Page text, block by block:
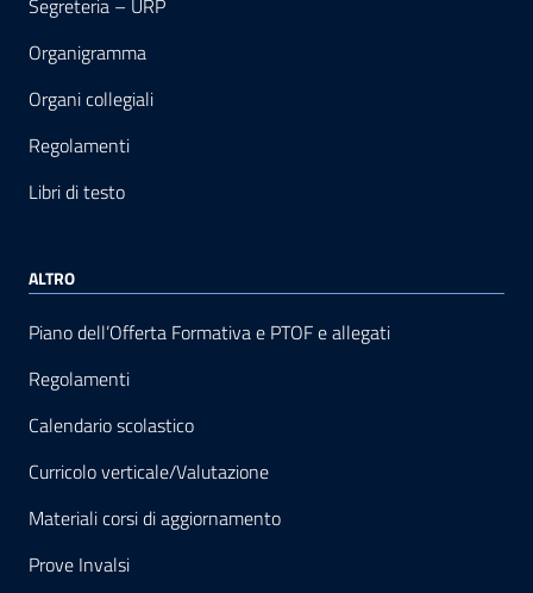
Organigramma
Organi collegiali
Regolamenti
Libri di testo
ALTRO
Piano dell’Offerta Formativa e PTOF e allegati
Regolamenti
Calendario scolastico
Curricolo verticale/Valutazione
Materiali corsi di aggiornamento
Prove Invalsi